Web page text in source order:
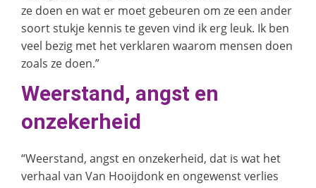
ze doen en wat er moet gebeuren om ze een ander
soort stukje kennis te geven vind ik erg leuk. Ik ben
veel bezig met het verklaren waarom mensen doen
zoals ze doen.”
Weerstand, angst en
onzekerheid
“Weerstand, angst en onzekerheid, dat is wat het
verhaal van Van Hooijdonk en ongewenst verlies